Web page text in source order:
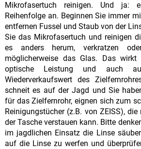
Mikrofasertuch reinigen. Und
Reihenfolge an. Beginnen Sie immer
entfernen Fussel und Staub von der
Sie das Mikrofasertuch und reinigen
es anders herum, verkratzen
möglicherweise das Glas. Das
optische Leistung und auch
Wiederverkaufswert des
schneit es auf der Jagd und Sie
für das Zielfernrohr, eignen sich zum
Reinigungstücher (z.B. von ZEISS),
der Tasche verstauen kann. Bitte
im jagdlichen Einsatz die Linse
auf die Linse zu werfen und